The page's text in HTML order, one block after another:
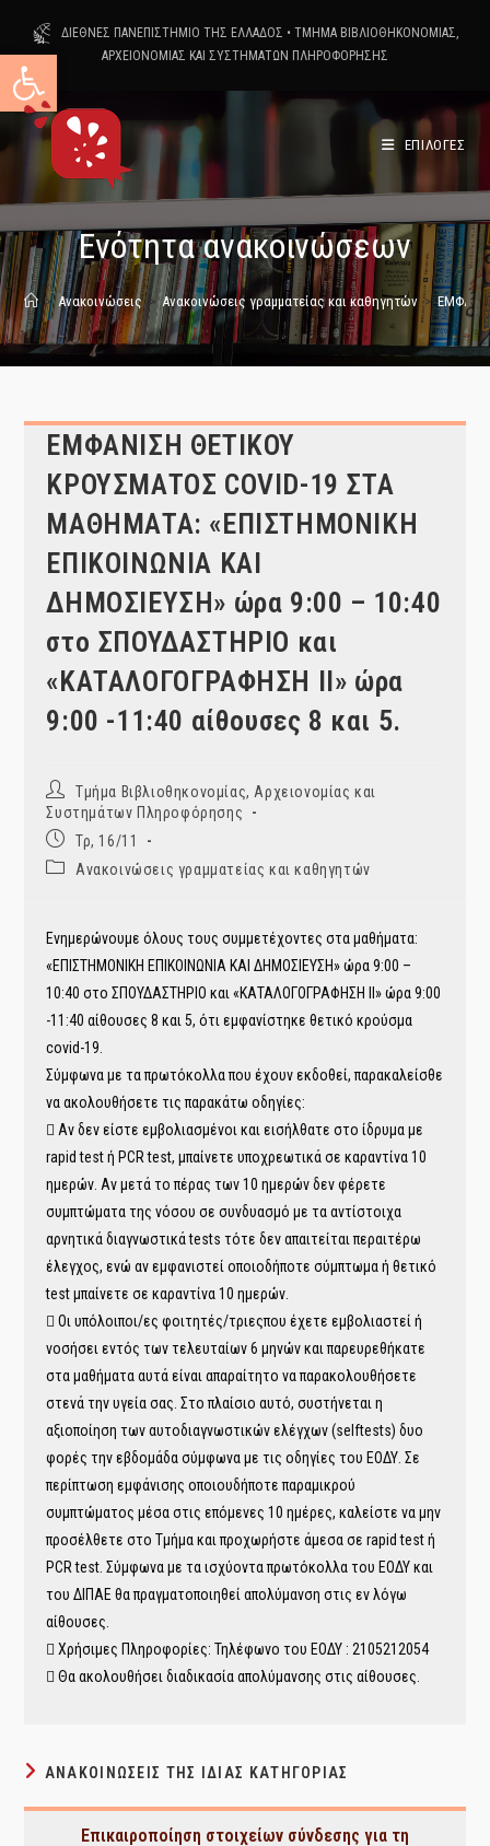
Ανοίξτε τη γραμμή εργαλείων
content
ΔΙΕΘΝΕΣ ΠΑΝΕΠΙΣΤΗΜΙΟ ΤΗΣ ΕΛΛΑΔΟΣ • ΤΜΗΜΑ ΒΙΒΛΙΟΘΗΚΟΝΟΜΙΑΣ,
ΑΡΧΕΙΟΝΟΜΙΑΣ ΚΑΙ ΣΥΣΤΗΜΑΤΩΝ ΠΛΗΡΟΦΟΡΗΣΗΣ
ΕΠΙΛΟΓΕΣ
Ενότητα ανακοινώσεων
> Ανακοινώσεις > Ανακοινώσεις γραμματείας και καθηγητών >
ΕΜΦΑΝΙΣΗ ΘΕΤΙΚΟΥ
ΚΡΟΥΣΜΑΤΟΣ COVID-19 ΣΤΑ
ΜΑΘΗΜΑΤΑ: «ΕΠΙΣΤΗΜΟΝΙΚΗ
ΕΠΙΚΟΙΝΩΝΙΑ ΚΑΙ
ΔΗΜΟΣΙΕΥΣΗ» ώρα 9:00 – 10:40
στο ΣΠΟΥΔΑΣΤΗΡΙΟ και
«ΚΑΤΑΛΟΓΟΓΡΑΦΗΣΗ II» ώρα
9:00 -11:40 αίθουσες 8 και 5.
Post
author:
Τμήμα Βιβλιοθηκονομίας, Αρχειονομίας και
Συστημάτων Πληροφόρησης
Post
published:
Τρ, 16/11
PostΑνακοινώσεις γραμματείας και καθηγητών
Ενημερώνουμε όλους τους συμμετέχοντες στα μαθήματα:
«ΕΠΙΣΤΗΜΟΝΙΚΗ ΕΠΙΚΟΙΝΩΝΙΑ ΚΑΙ ΔΗΜΟΣΙΕΥΣΗ» ώρα 9:00 –
10:40 στο ΣΠΟΥΔΑΣΤΗΡΙΟ και «ΚΑΤΑΛΟΓΟΓΡΑΦΗΣΗ II» ώρα 9:00
-11:40 αίθουσες 8 και 5, ότι εμφανίστηκε θετικό κρούσμα
covid-19.
Σύμφωνα με τα πρωτόκολλα που έχουν εκδοθεί, παρακαλείσθε
να ακολουθήσετε τις παρακάτω οδηγίες:
 Αν δεν είστε εμβολιασμένοι και εισήλθατε στο ίδρυμα με
rapid test ή PCR test, μπαίνετε υποχρεωτικά σε καραντίνα 10
ημερών. Αν μετά το πέρας των 10 ημερών δεν φέρετε
συμπτώματα της νόσου σε συνδυασμό με τα αντίστοιχα
αρνητικά διαγνωστικά tests τότε δεν απαιτείται περαιτέρω
έλεγχος, ενώ αν εμφανιστεί οποιοδήποτε σύμπτωμα ή θετικό
test μπαίνετε σε καραντίνα 10 ημερών.
 Οι υπόλοιποι/ες φοιτητές/τριεςπου έχετε εμβολιαστεί ή
νοσήσει εντός των τελευταίων 6 μηνών και παρευρεθήκατε
στα μαθήματα αυτά είναι απαραίτητο να παρακολουθήσετε
στενά την υγεία σας. Στο πλαίσιο αυτό, συστήνεται η
αξιοποίηση των αυτοδιαγνωστικών ελέγχων (selftests) δυο
φορές την εβδομάδα σύμφωνα με τις οδηγίες του ΕΟΔΥ. Σε
περίπτωση εμφάνισης οποιουδήποτε παραμικρού
συμπτώματος μέσα στις επόμενες 10 ημέρες, καλείστε να μην
προσέλθετε στο Τμήμα και προχωρήστε άμεσα σε rapid test ή
PCR test. Σύμφωνα με τα ισχύοντα πρωτόκολλα του ΕΟΔΥ και
του ΔΙΠΑΕ θα πραγματοποιηθεί απολύμανση στις εν λόγω
αίθουσες.
 Χρήσιμες Πληροφορίες: Τηλέφωνο του ΕΟΔΥ : 2105212054
 Θα ακολουθήσει διαδικασία απολύμανσης στις αίθουσες.
ΑΝΑΚΟΙΝΏΣΕΙΣ ΤΗΣ ΊΔΙΑΣ ΚΑΤΗΓΟΡΊΑΣ
Επικαιροποίηση στοιχείων σύνδεσης για τη